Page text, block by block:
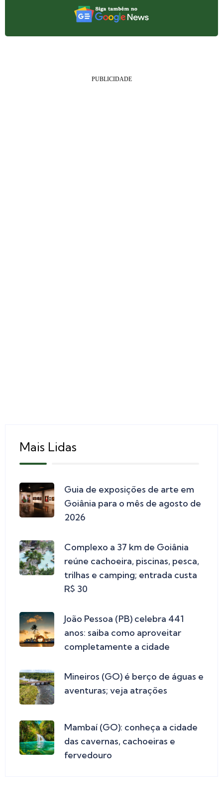
Mais Lidas
Guia de exposições de arte em
Goiânia para o mês de agosto de
2026
Complexo a 37 km de Goiânia
reúne cachoeira, piscinas, pesca,
trilhas e camping; entrada custa
R$ 30
João Pessoa (PB) celebra 441
anos: saiba como aproveitar
completamente a cidade
Mineiros (GO) é berço de águas e
aventuras; veja atrações
Mambaí (GO): conheça a cidade
das cavernas, cachoeiras e
fervedouro